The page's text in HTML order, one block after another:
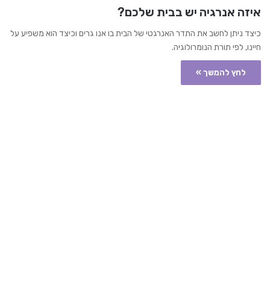
איזה אנרגיה יש בבית שלכם?
כיצד ניתן לחשב את התדר האנרגטי של הבית בו אנו גרים וכיצד הוא משפיע על
חיינו, לפי תורת הנומרולוגיה.
לחץ להמשך »